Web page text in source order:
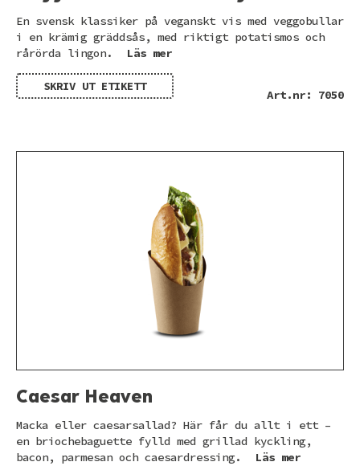
En svensk klassiker på veganskt vis med veggobullar
i en krämig gräddsås, med riktigt potatismos och
rårörda lingon.
Läs mer
SKRIV UT ETIKETT
Art.nr: 7050
Caesar Heaven
Macka eller caesarsallad? Här får du allt i ett –
en briochebaguette fylld med grillad kyckling,
bacon, parmesan och caesardressing.
Läs mer